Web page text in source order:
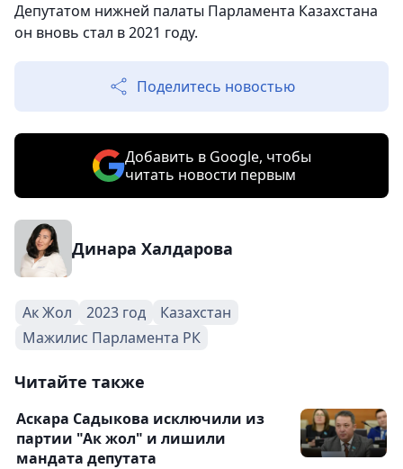
Депутатом нижней палаты Парламента Казахстана
он вновь стал в 2021 году.
Поделитесь новостью
Добавить в Google, чтобы
читать новости первым
Динара Халдарова
Ак Жол 2023 год
Казахстан
Мажилис Парламента РК
Читайте также
Аскара Садыкова исключили из
партии "Ак жол" и лишили
мандата депутата